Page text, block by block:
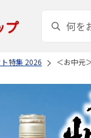
特集 2026 ＜お中元